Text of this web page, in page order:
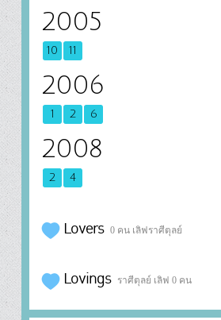
2005
10 11
2006
1 2 6
2008
2 4
Lovers 0 คน เลิฟราศีตุลย์
Lovings ราศีตุลย์ เลิฟ 0 คน